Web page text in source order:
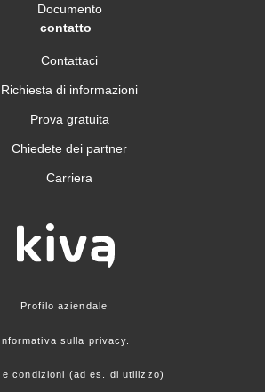
Documento
contatto
Contattaci
Richiesta di informazioni
Prova gratuita
Chiedete dei partner
Carriera
Profilo aziendale
sulla privacy.
e condizioni (ad es. di utilizzo)